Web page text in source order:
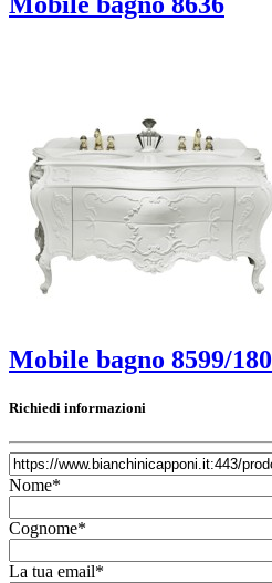
Mobile bagno 8599/180
Richiedi informazioni
Nome*
Cognome*
La tua email*